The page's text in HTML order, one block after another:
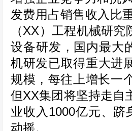
发费用占销售收入比
（XX）工程机械研
设备研发，国内最大
机研发已取得重大进
规模，每往上增长一
但XX集团将坚持走自
业收入1000亿元、
动摇。